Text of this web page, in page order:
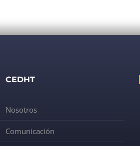
CEDHT
Nosotros
Comunicación